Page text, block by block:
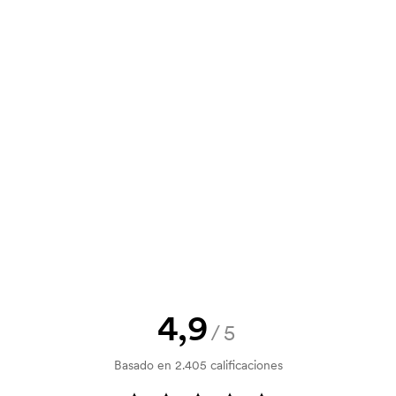
Ese coste inicial es una tarifa
El coste inicial no se elimina al
4,9/5
Basado en 2.405 calificaciones